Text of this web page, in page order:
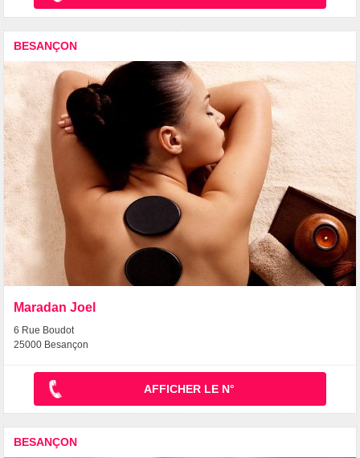
BESANÇON
Maradan Joel
6 Rue Boudot
25000 Besançon
AFFICHER LE N°
BESANÇON